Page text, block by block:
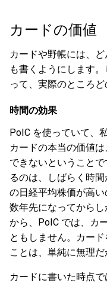
カードの価値
カードや野帳には、
も書くようにします
って、実際のところ
時間の効果
PoIC を使っていて、
カードの本当の価値
できないということ
るのは、しばらく時
の日経平均株価が高
数年先になってから
から、PoIC では、カ
ともしません。カー
ことは、単純に無理だ
カードに書いた時点